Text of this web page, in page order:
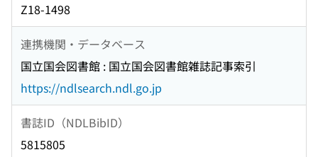
Z18-1498
連携機関・データベース
国立国会図書館 : 国立国会図書館雑誌記事索引
https://ndlsearch.ndl.go.jp
書誌ID（NDLBibID）
5815805